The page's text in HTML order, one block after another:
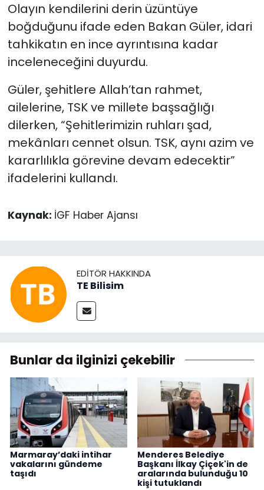
Olayın kendilerini derin üzüntüye
boğduğunu ifade eden Bakan Güler, idari
tahkikatın en ince ayrıntısına kadar
inceleneceğini duyurdu.
Güler, şehitlere Allah’tan rahmet,
ailelerine, TSK ve millete başsağlığı
dilerken, “Şehitlerimizin ruhları şad,
mekânları cennet olsun. TSK, aynı azim ve
kararlılıkla görevine devam edecektir”
ifadelerini kullandı.
Kaynak: İGF Haber Ajansı
EDITÖR HAKKINDA
TE Bilisim
Bunlar da ilginizi çekebilir
Marmaray’daki intihar
vakalarını gündeme
taşıdı
Menderes Belediye
Başkanı İlkay Çiçek'in de
aralarında bulunduğu 10
kişi tutuklandı